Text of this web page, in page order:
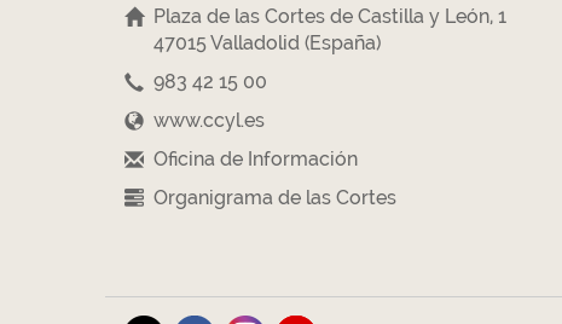
Plaza de las Cortes de Castilla y León, 1
47015 Valladolid (España)
983 42 15 00
www.ccyl.es
Oficina de Información
Organigrama de las Cortes